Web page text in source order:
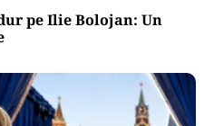
pe Ilie Bolojan: Un